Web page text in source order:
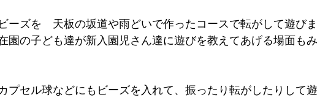
ーズを　天板の坂道や雨どいで作ったコースで転がして遊びま
園の子ども達が新入園児さん達に遊びを教えてあげる場面もみ
プセル球などにもビーズを入れて、振ったり転がしたりして遊